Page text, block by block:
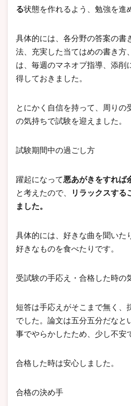
る状態を作れるよう、勉強を進
具体的には、各分野の答案の書
法、充実した当てはめの書き方
は、毎週のマネオプ指導、添削
得しておきました。
とにかく自信を持って、周りの
の気持ちで試験を迎えました。
試験期間中の過ごし方
躍起になって悪あがきをすれば
と考えたので、
リラックスする
ました。
具体的には、好きな曲を聞いた
好きなものを食べたりです。
受試験の手応え・合格した時の
短答は手応えがそこまで無く、
でした。論文は五分五分だなと
事でやらかしたため、少し不安
合格した時は安心しました。
合格の決め手